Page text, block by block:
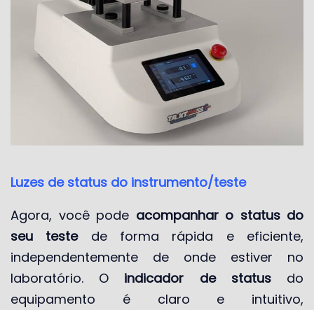
Luzes de status do instrumento/teste
Agora, você pode acompanhar o status do
seu testede forma rápida e eficiente,
independentemente de onde estiver no
laboratório. O indicador de statusdo
equipamento é claro e intuitivo,